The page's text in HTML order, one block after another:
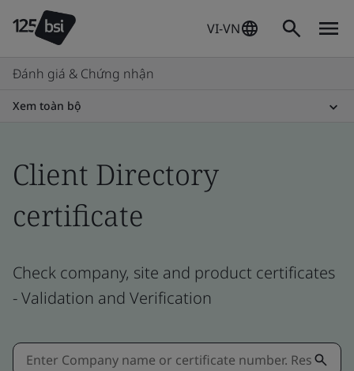
VI-VN
Đánh giá & Chứng nhận
Xem toàn bộ
Client Directory
certificate
Check company, site and product certificates
- Validation and Verification